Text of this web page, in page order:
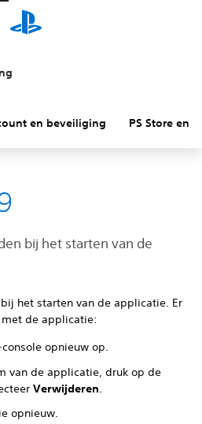
en beveiliging PS Store en
bij het starten van de
het starten van de applicatie. Er
de applicatie:
opnieuw op.
van de applicatie, druk op de
Verwijderen
opnieuw.